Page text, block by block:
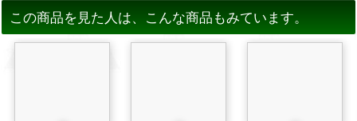
この商品を見た人は、こんな商品もみています。